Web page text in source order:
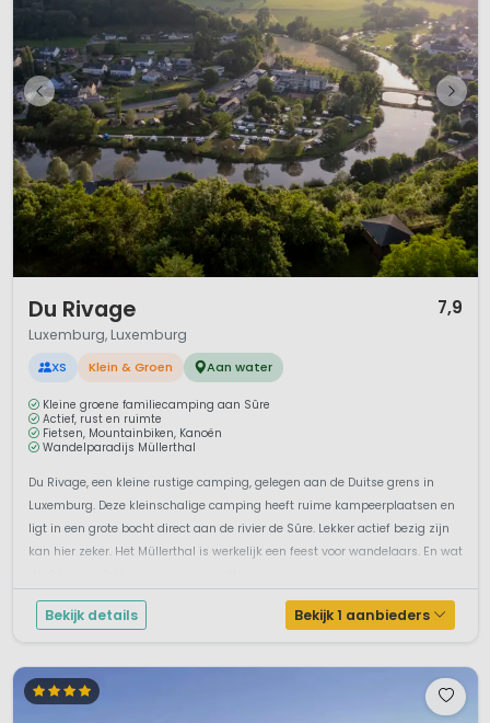
Du Rivage 7,9
Luxemburg, Luxemburg
XS Klein & Groen Aan water
Kleine groene familiecamping aan Sûre
Actief, rust en ruimte
Fietsen, Mountainbiken, Kanoën
Wandelparadijs Müllerthal
Du Rivage, een kleine rustige camping, gelegen aan de Duitse grens in
Luxemburg. Deze kleinschalige camping heeft ruime kampeerplaatsen en
ligt in een grote bocht direct aan de rivier de Sûre. Lekker actief bezig zijn
kan hier zeker. Het Müllerthal is werkelijk een feest voor wandelaars. En wat
Bekijk details Bekijk 1 aanbieders